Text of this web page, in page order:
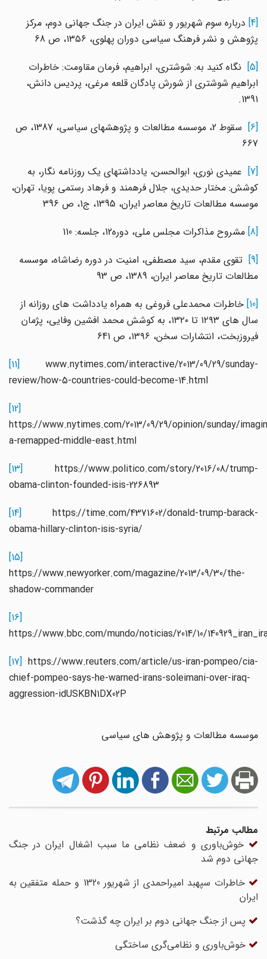
درباره سوم شهریور و نقش ایران در جنگ جهانی دوم، مرکز
پژوهش و نشر فرهنگ سیاسی دوران پهلوی، ۱۳۵۶، ص 68
نگاه کنید به: شوشتری، ابراهیم، فرمان مقاومت: خاطرات
ابراهیم شوشتری از شورش پادگان قلعه مرغی، پردیس دانش،
1391.
سقوط 2، موسسه مطالعات و پژوهشهای سیاسی، 1387، ص
667
عمیدی نوری، ابوالحسن، یادداشتهای یک روزنامه نگار، به
کوشش: مختار حدیدی، جلال فرهمند و فرهاد رستمی پویا، تهران،
موسسه مطالعات تاریخ معاصر ایران، 1395، ج1، ص 396
مشروح مذاکرات مجلس ملى، دوره‌12، جلسه: 110
تقوی مقدم، سید مصطفی، امنیت در دوره رضاشاه، موسسه
مطالعات تاریخ معاصر ایران، 1389، ص 93
خاطرات محمدعلی فروغی به همراه یادداشت های روزانه از
سال های ۱۲۹۳ تا ۱۳۲۰، به کوشش محمد افشین وفایی، پژمان
فیروزبخت، انتشارات سخن، ۱۳۹۶، ص 641
[11]
www.nytimes.com/interactive/2013/09/29/sunday-
review/how-5-countries-could-become-14.html
[12]
https://www.nytimes.com/2013/09/29/opinion/sunday/
a-remapped-middle-east.html
[13]
https://www.politico.com/story/2016/08/trump-
obama-clinton-founded-isis-226893
[14]
https://time.com/4371602/donald-trump-barack-
obama-hillary-clinton-isis-syria/
[15]
https://www.newyorker.com/magazine/2013/09/30/the-
shadow-commander
[16]
https://www.bbc.com/mundo/noticias/2014/10/
[17]https://www.reuters.com/article/us-iran-pompeo/cia-
chief-pompeo-says-he-warned-irans-soleimani-over-iraq-
aggression-idUSKBN1DX02P
موسسه مطالعات و پژوهش های سیاسی
مطالب مرتبط
خوش‌باوری و ضعف نظامی ما سبب اشغال ایران در جنگ
جهانی دوم شد
خاطرات سپهبد امیراحمدی از شهریور 1320 و حمله متفقین به
ایران
پس از جنگ جهانی دوم بر ایران چه گذشت؟
خوش‌باوری و نظامی‌گری ساختگی